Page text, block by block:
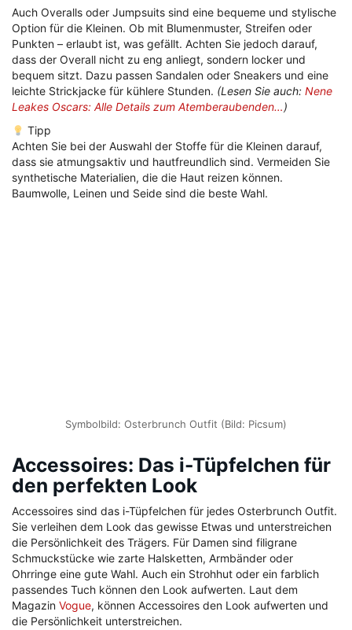
Auch Overalls oder Jumpsuits sind eine bequeme und stylische
Option für die Kleinen. Ob mit Blumenmuster, Streifen oder
Punkten – erlaubt ist, was gefällt. Achten Sie jedoch darauf,
dass der Overall nicht zu eng anliegt, sondern locker und
bequem sitzt. Dazu passen Sandalen oder Sneakers und eine
leichte Strickjacke für kühlere Stunden. (Lesen Sie auch: Nene
Leakes Oscars: Alle Details zum Atemberaubenden…)
Tipp
Achten Sie bei der Auswahl der Stoffe für die Kleinen darauf,
dass sie atmungsaktiv und hautfreundlich sind. Vermeiden Sie
synthetische Materialien, die die Haut reizen können.
Baumwolle, Leinen und Seide sind die beste Wahl.
Symbolbild: Osterbrunch Outfit (Bild: Picsum)
Accessoires: Das i-Tüpfelchen für
den perfekten Look
Accessoires sind das i-Tüpfelchen für jedes Osterbrunch Outfit.
Sie verleihen dem Look das gewisse Etwas und unterstreichen
die Persönlichkeit des Trägers. Für Damen sind filigrane
Schmuckstücke wie zarte Halsketten, Armbänder oder
Ohrringe eine gute Wahl. Auch ein Strohhut oder ein farblich
passendes Tuch können den Look aufwerten. Laut dem
Magazin Vogue, können Accessoires den Look aufwerten und
die Persönlichkeit unterstreichen.